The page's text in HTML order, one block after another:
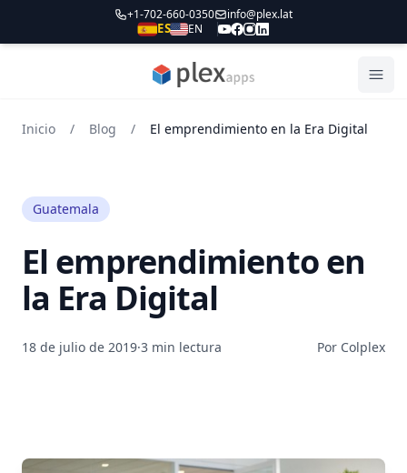
+1-702-660-0350 info@plex.lat
ES EN
PLEXapps
Inicio / Blog / El emprendimiento en la Era Digital
Guatemala
El emprendimiento en
la Era Digital
18 de julio de 2019·3 min lectura Por Colplex